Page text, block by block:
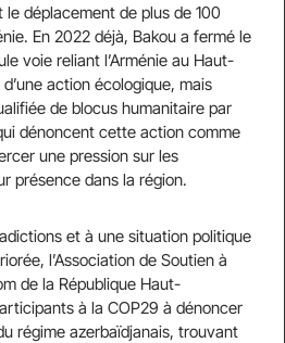
déplacement de plus de 100
En 2022 déjà, Bakou a fermé le
voie reliant l’Arménie au Haut-
action écologique, mais
de blocus humanitaire par
dénoncent cette action comme
une pression sur les
présence dans la région.
et à une situation politique
l’Association de Soutien à
de la République Haut-
à la COP29 à dénoncer
régime azerbaïdjanais, trouvant